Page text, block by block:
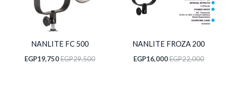
NANLITE FROZA 200
EGP22,000
EGP16,000
NANLITE FC 500
EGP29,500
EGP19,750